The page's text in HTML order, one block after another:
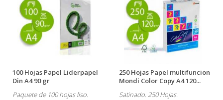
100 Hojas Papel Liderpapel
Din A4 90 gr
Paquete de 100 hojas liso.
250 Hojas Papel multifuncion
Mondi Color Copy A4 120...
Satinado. 250 Hojas.